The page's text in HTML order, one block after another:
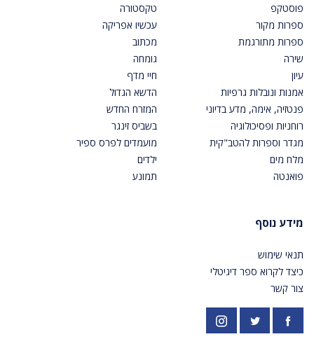
פוסטקפ
ספרות מקור
ספרות מתורגמת
שירה
עיון
אמנות ונובלות גרפיות
פנטזיה, אימה, מדע בדיוני
רוחניות ופסיכולוגיה
מגדר וספרות להטב"קית
מלח מים
פואנטה
טקסטורה
עכשיו אפריקה
מכתוב
גומחה
חיי מדף
הדשא הגדול
המזרח החדש
בשביס זינגר
מועמדים לפרס ספיר
ילדים
תמונע
מידע נוסף
תנאי שימוש
כיצד לקרוא ספר דיגיטלי
צור קשר
פייסבוק https://twitter.com/PardesPublish
אינסטגרם